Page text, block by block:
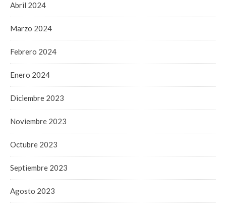
Abril 2024
Marzo 2024
Febrero 2024
Enero 2024
Diciembre 2023
Noviembre 2023
Octubre 2023
Septiembre 2023
Agosto 2023